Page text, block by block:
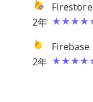
2年
Firestore
2年
Firebase